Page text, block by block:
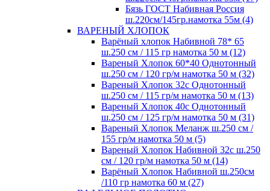
Бязь ГОСТ Набивная Россия
ш.220см/145гр.намотка 55м (4)
ВАРЕНЫЙ ХЛОПОК
Варёный хлопок Набивной 78* 65
ш.250 см / 115 гр намотка 50 м (12)
Вареный Хлопок 60*40 Однотонный
ш.250 см / 120 гр/м намотка 50 м (32)
Вареный Хлопок 32с Однотонный
ш.250 см / 115 гр/м намотка 50 м (13)
Вареный Хлопок 40с Однотонный
ш.250 см / 125 гр/м намотка 50 м (31)
Вареный Хлопок Меланж ш.250 см /
155 гр/м намотка 50 м (5)
Вареный Хлопок Набивной 32с ш.250
см / 120 гр/м намотка 50 м (14)
Варёный Хлопок Набивной ш.250см
/110 гр намотка 60 м (27)